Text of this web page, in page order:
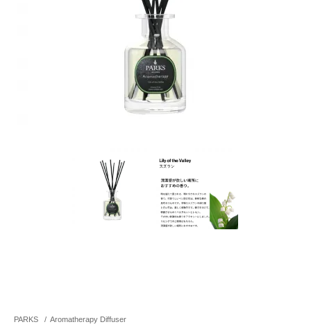
PARKS / Aromatherapy Diffuser